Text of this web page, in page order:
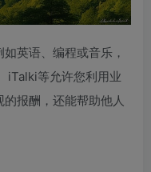
英语、编程或音乐，
iTalki等允许您利用业
报酬，还能帮助他人